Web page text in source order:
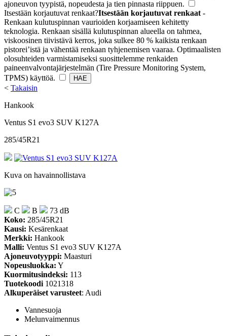
ajoneuvon tyypistä, nopeudesta ja tien pinnasta riippuen.
Itsestään korjautuvat renkaat?Itsestään korjautuvat renkaat -
Renkaan kulutuspinnan vaurioiden korjaamiseen kehitetty
teknologia. Renkaan sisällä kulutuspinnan alueella on tahmea,
viskoosinen tiivistävä kerros, joka sulkee 80 % kaikista renkaan
pistorei’istä ja vähentää renkaan tyhjenemisen vaaraa. Optimaalisten
olosuhteiden varmistamiseksi suosittelemme renkaiden
paineenvalvontajärjestelmän (Tire Pressure Monitoring System,
TPMS) käyttöä.
< Takaisin
Hankook
Ventus S1 evo3 SUV K127A
285/45R21
Kuva on havainnollistava
C B
73 dB
Koko: 285/45R21
Kausi: Kesärenkaat
Merkki: Hankook
Malli: Ventus S1 evo3 SUV K127A
Ajoneuvotyyppi: Maasturi
Nopeusluokka: Y
Kuormitusindeksi: 113
Tuotekoodi 1021318
Alkuperäiset varusteet: Audi
Vannesuoja
Melunvaimennus